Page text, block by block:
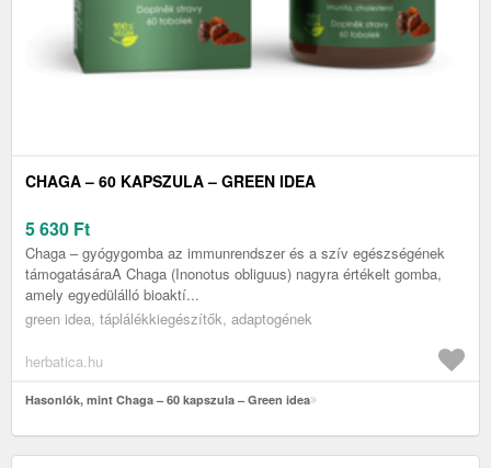
CHAGA – 60 KAPSZULA – GREEN IDEA
5 630 Ft
Chaga – gyógygomba az immunrendszer és a szív egészségének
támogatásáraA Chaga (Inonotus obliguus) nagyra értékelt gomba,
amely egyedülálló bioaktí...
green idea, táplálékkiegészítők, adaptogének
herbatica.hu
Hasonlók, mint Chaga – 60 kapszula – Green idea